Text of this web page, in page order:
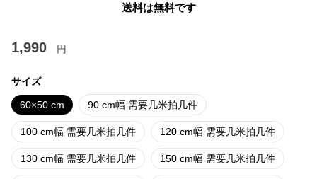
送料は無料です
1,990 円
サイズ
60×50 cm 90 cm幅 需要几米拍几件
100 cm幅 需要几米拍几件 120 cm幅 需要几米拍几件
130 cm幅 需要几米拍几件 150 cm幅 需要几米拍几件